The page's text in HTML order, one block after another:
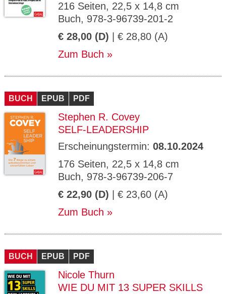
216 Seiten, 22,5 x 14,8 cm
Buch, 978-3-96739-201-2
€ 28,00 (D) | € 28,80 (A)
Zum Buch
BUCH EPUB PDF
Stephen R. Covey
SELF-LEADERSHIP
Erscheinungstermin: 08.10.2024
176 Seiten, 22,5 x 14,8 cm
Buch, 978-3-96739-206-7
€ 22,90 (D) | € 23,60 (A)
Zum Buch
BUCH EPUB PDF
Nicole Thurn
WIE DU MIT 13 SUPER SKILLS